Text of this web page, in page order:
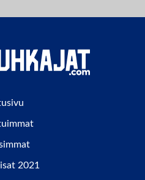
2021